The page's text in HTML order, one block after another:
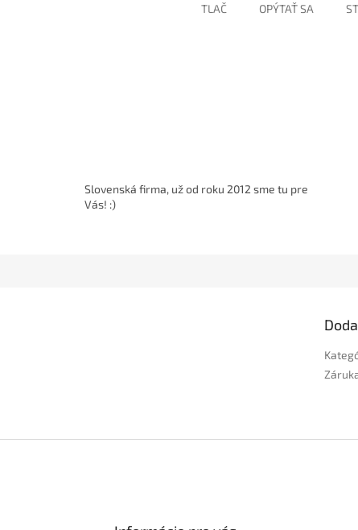
TLAČ OPÝTAŤ SA
Slovenská firma, už od roku 2012 sme tu pre
Vás! :)